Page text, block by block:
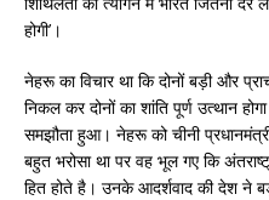
होगी’।
नेहरू का विचार था कि दोनों बड़ी और
निकल कर दोनों का शांति पूर्ण उत्थान
समझौता हुआ। नेहरू को चीनी
बहुत भरोसा था पर वह भूल गए कि
हित होते है। उनके आदर्शवाद की देश ने